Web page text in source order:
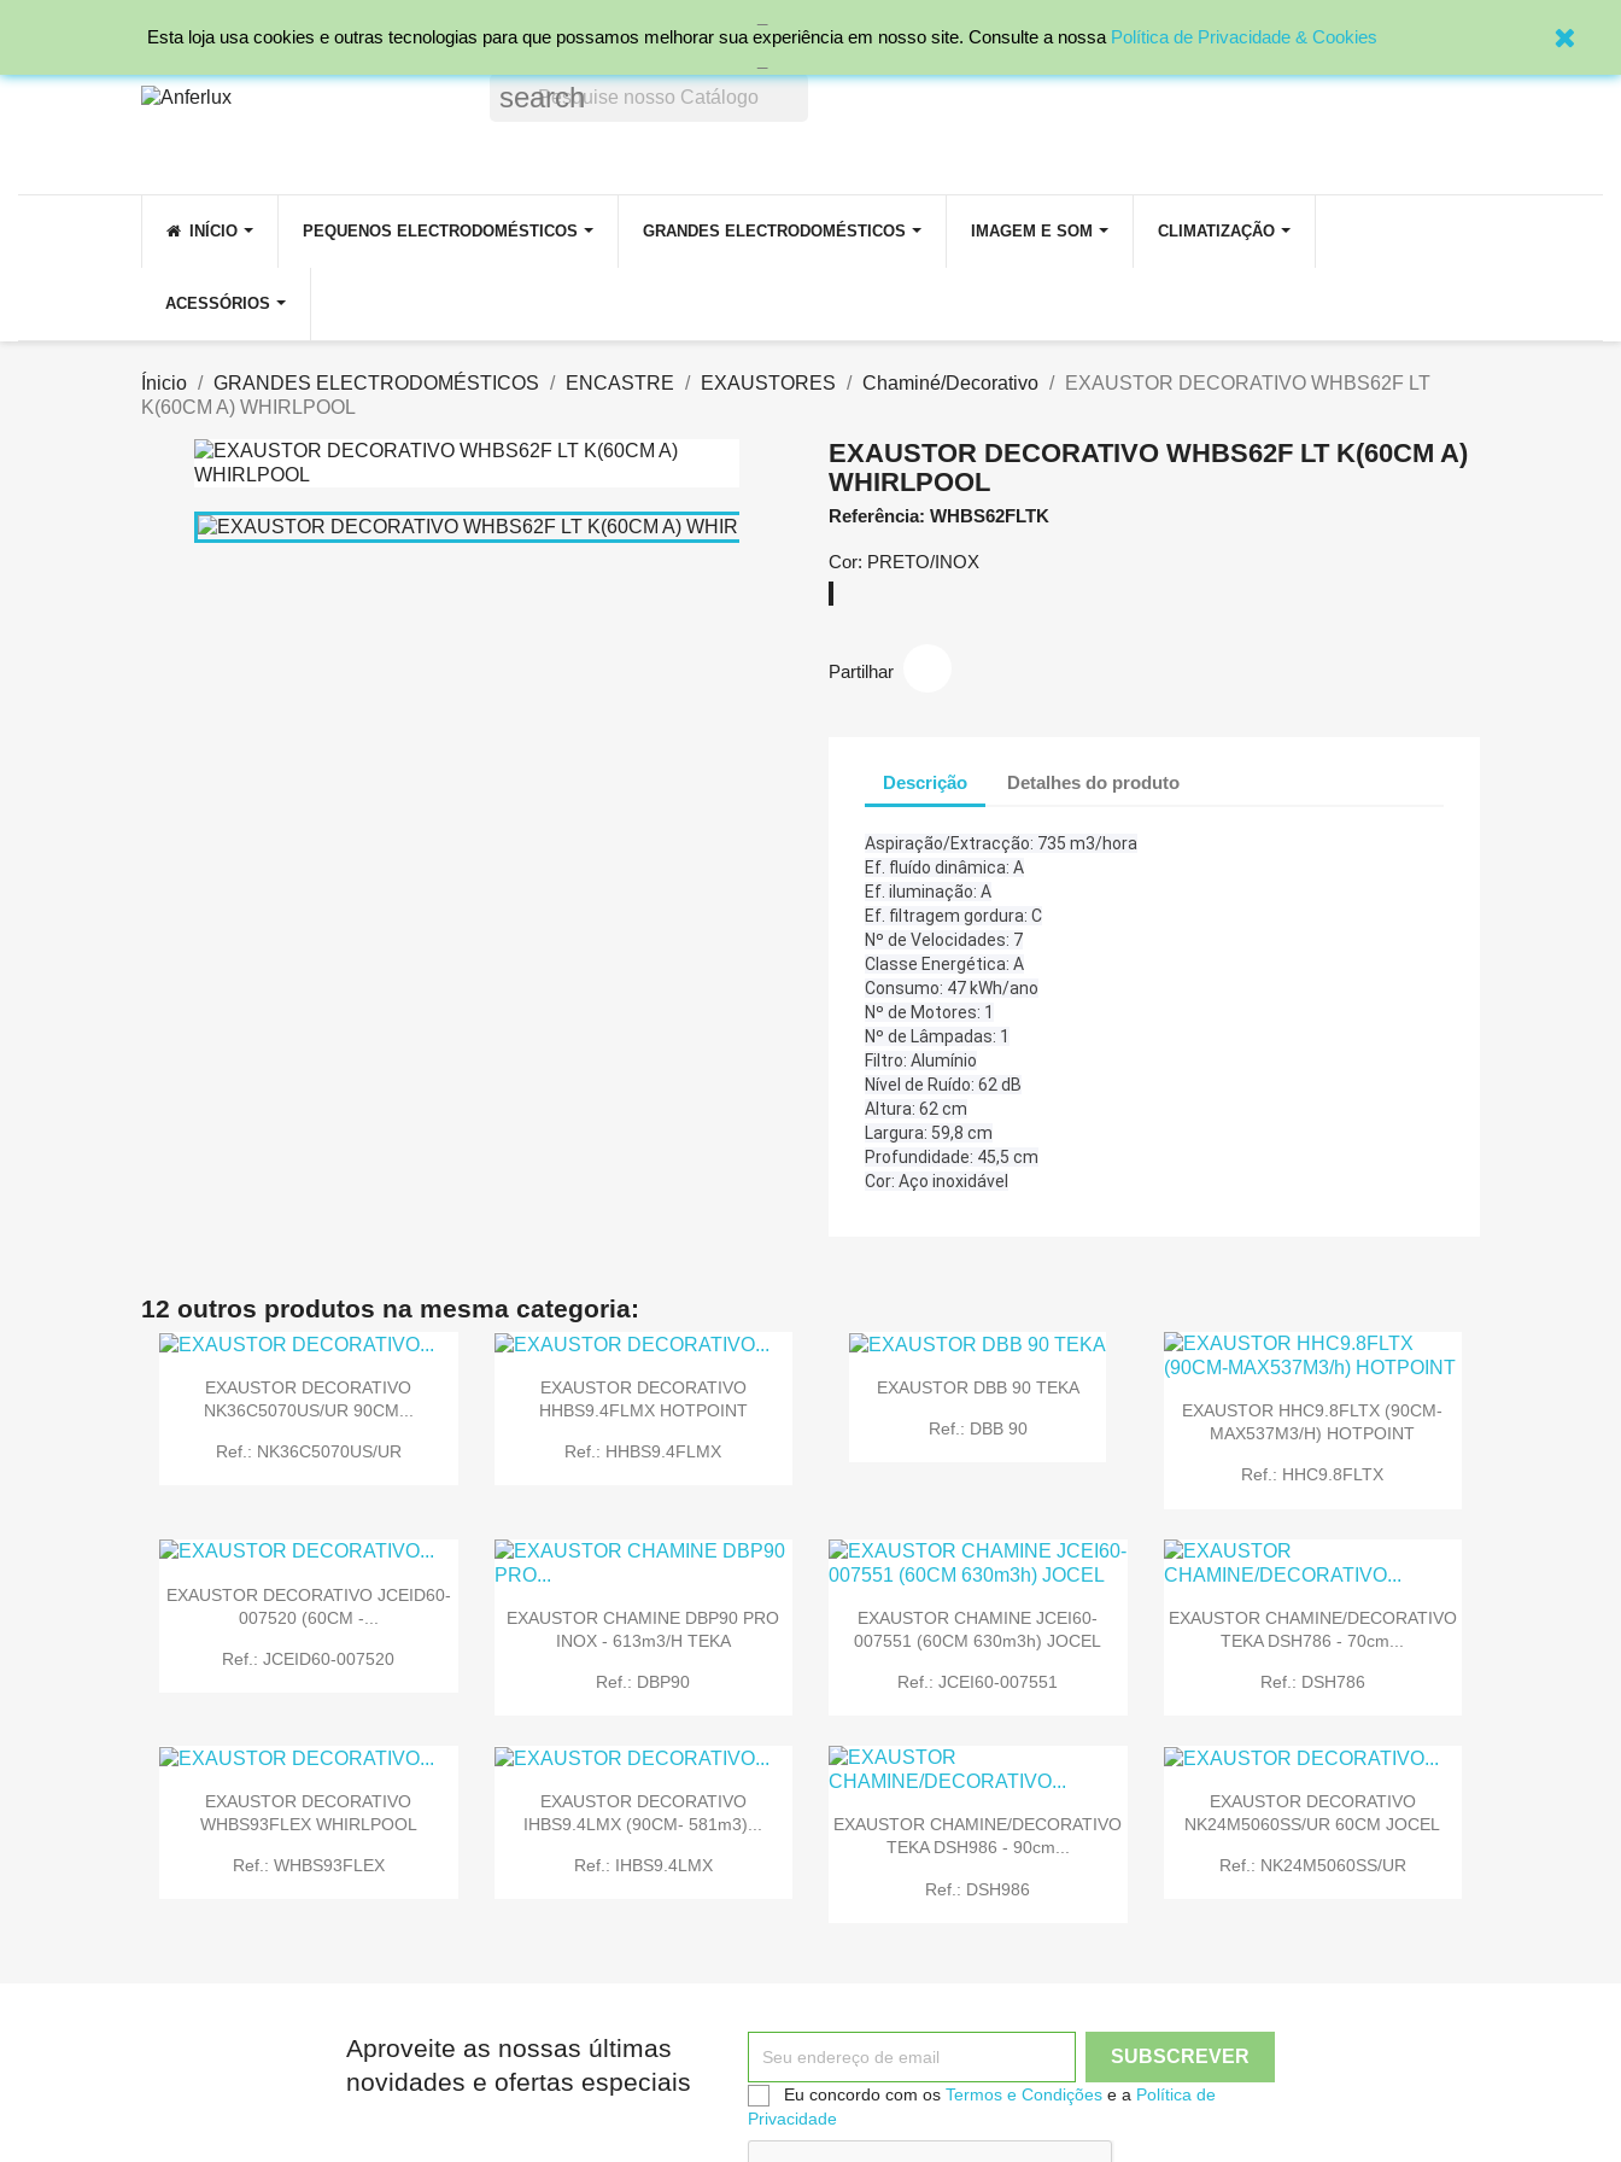
Ligue para nós:231 209 800 ( Rede fixa Nacional)
search
INÍCIO PEQUENOS ELECTRODOMÉSTICOS GRANDES ELECTRODOMÉSTICOS IMAGEM E SOM CLIMATIZAÇÃO
ACESSÓRIOS
Ínicio GRANDES ELECTRODOMÉSTICOS ENCASTRE EXAUSTORES Chaminé/Decorativo
EXAUSTOR DECORATIVO WHBS62F LT
K(60CM A) WHIRLPOOL
EXAUSTOR DECORATIVO WHBS62F LT K(60CM A)
WHIRLPOOL
Referência: WHBS62FLTK
Cor: PRETO/INOX
Partilhar
Descrição Detalhes do produto
Aspiração/Extracção: 735 m3/hora
Ef. fluído dinâmica: A
Ef. iluminação: A
Ef. filtragem gordura: C
Nº de Velocidades: 7
Classe Energética: A
Consumo: 47 kWh/ano
Nº de Motores: 1
Nº de Lâmpadas: 1
Filtro: Alumínio
Nível de Ruído: 62 dB
Altura: 62 cm
Largura: 59,8 cm
Profundidade: 45,5 cm
Cor: Aço inoxidável
12 outros produtos na mesma categoria:
EXAUSTOR DECORATIVO
NK36C5070US/UR 90CM...
Ref.: NK36C5070US/UR
 Quick view
EXAUSTOR DECORATIVO
HHBS9.4FLMX HOTPOINT
Ref.: HHBS9.4FLMX
EXAUSTOR DBB 90 TEKA
Ref.: DBB 90
EXAUSTOR HHC9.8FLTX (90CM-
MAX537M3/h) HOTPOINT
Ref.: HHC9.8FLTX
EXAUSTOR DECORATIVO JCEID60-
007520 (60CM -...
Ref.: JCEID60-007520
 Quick view
EXAUSTOR CHAMINE DBP90 PRO
INOX - 613m3/h TEKA
Ref.: DBP90
 Quick view
EXAUSTOR CHAMINE JCEI60-
007551 (60CM 630m3h) JOCEL
Ref.: JCEI60-007551
EXAUSTOR CHAMINE/DECORATIVO
TEKA DSH786 - 70cm...
Ref.: DSH786
 Quick view
EXAUSTOR DECORATIVO
WHBS93FLEX WHIRLPOOL
Ref.: WHBS93FLEX
EXAUSTOR DECORATIVO
IHBS9.4LMX (90CM- 581m3)...
Ref.: IHBS9.4LMX
 Quick view
EXAUSTOR CHAMINE/DECORATIVO
TEKA DSH986 - 90cm...
Ref.: DSH986

EXAUSTOR DECORATIVO
NK24M5060SS/UR 60CM JOCEL
Ref.: NK24M5060SS/UR
Aproveite as nossas últimas
novidades e ofertas especiais
Eu concordo com osTermos e Condições e a Política de
Privacidade
Esta loja usa cookies e outras tecnologias para que possamos melhorar sua experiência em nosso site. Consulte a nossa Política de Privacidade & Cookies